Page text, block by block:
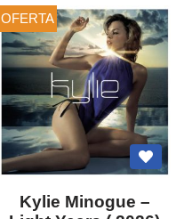
OFERTA
Kylie Minogue –